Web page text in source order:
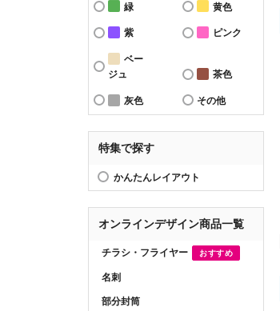
緑 黄色
紫 ピンク
ベー
ジュ
茶色
灰色 その他
特集で探す
かんたんレイアウト
オンラインデザイン商品一覧
チラシ・フライヤー おすすめ
名刺
部分封筒